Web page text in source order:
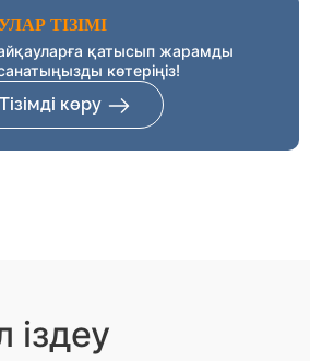
ТІЗІМІ
қатысып жарамды
көтеріңіз!
Тізімді көру
іздеу